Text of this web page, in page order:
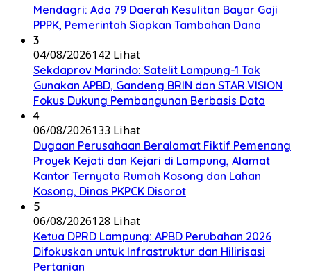
Mendagri: Ada 79 Daerah Kesulitan Bayar Gaji
PPPK, Pemerintah Siapkan Tambahan Dana
3
04/08/2026142 Lihat
Sekdaprov Marindo: Satelit Lampung-1 Tak
Gunakan APBD, Gandeng BRIN dan STAR.VISION
Fokus Dukung Pembangunan Berbasis Data
4
06/08/2026133 Lihat
Dugaan Perusahaan Beralamat Fiktif Pemenang
Proyek Kejati dan Kejari di Lampung, Alamat
Kantor Ternyata Rumah Kosong dan Lahan
Kosong, Dinas PKPCK Disorot
5
06/08/2026128 Lihat
Ketua DPRD Lampung: APBD Perubahan 2026
Difokuskan untuk Infrastruktur dan Hilirisasi
Pertanian